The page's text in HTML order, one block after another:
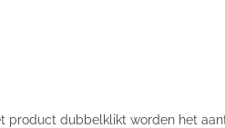
product dubbelklikt worden het